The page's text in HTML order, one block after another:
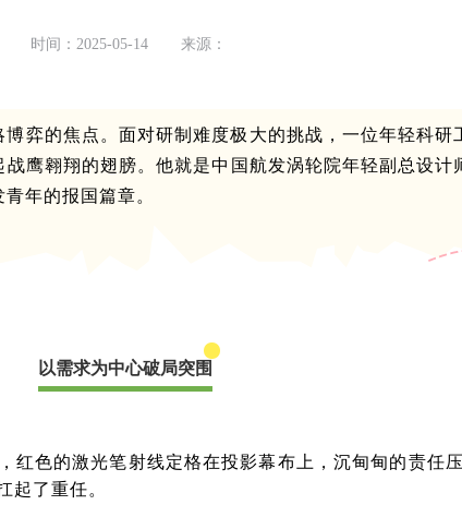
时间：2025-05-14 来源：
弈的焦点。面对研制难度极大的挑战，一位年轻科研
鹰翱翔的翅膀。他就是中国航发涡轮院年轻副总设计
年的报国篇章。
以需求为中心破局突围
红色的激光笔射线定格在投影幕布上，沉甸甸的责任
起了重任。